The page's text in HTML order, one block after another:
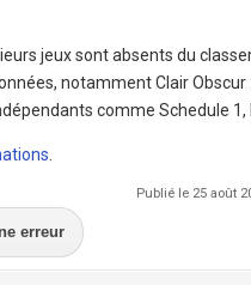
jeux sont absents du
notamment Clair Obscur
comme Schedule 1,
.
Publié le 25 août
erreur